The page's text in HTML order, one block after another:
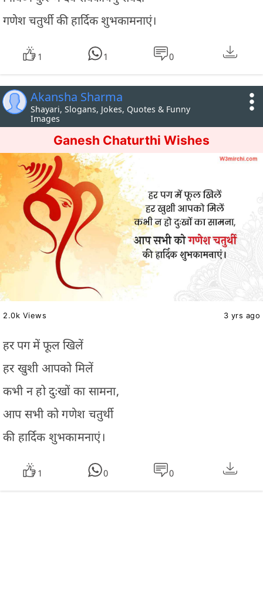
गणेश चतुर्थी की हार्दिक शुभकामनाएं।
1 1 0
Akansha Sharma
Shayari, Slogans, Jokes, Quotes & Funny
Images
Ganesh Chaturthi Wishes
2.0k Views 3 yrs ago
हर पग में फूल खिलें
हर खुशी आपको मिलें
कभी न हो दुःखों का सामना,
आप सभी को गणेश चतुर्थी
की हार्दिक शुभकामनाएं।
1 0 0